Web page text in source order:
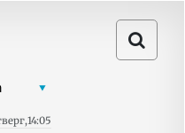
,14:05